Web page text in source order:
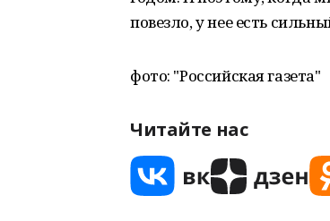
повезло, у нее есть
фото: "Российская газета"
Читайте нас